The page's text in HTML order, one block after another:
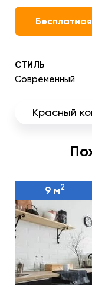
СТИЛЬ
Современный
Красный
9 м2